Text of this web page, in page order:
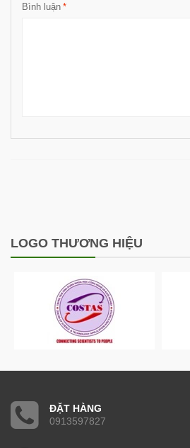
*
Bình luận
LOGO THƯƠNG HIỆU
ĐẶT HÀNG
0913597827